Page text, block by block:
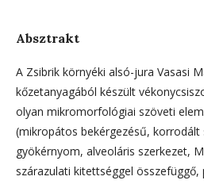
Absztrakt
A Zsibrik környéki alsó-jura Vasasi
kőzetanyagából készült
olyan mikromorfológiai szöveti
(mikropátos bekérgezésű, korrodált
gyökérnyom, alveoláris szerkezet,
szárazulati kitettséggel összefüggő,